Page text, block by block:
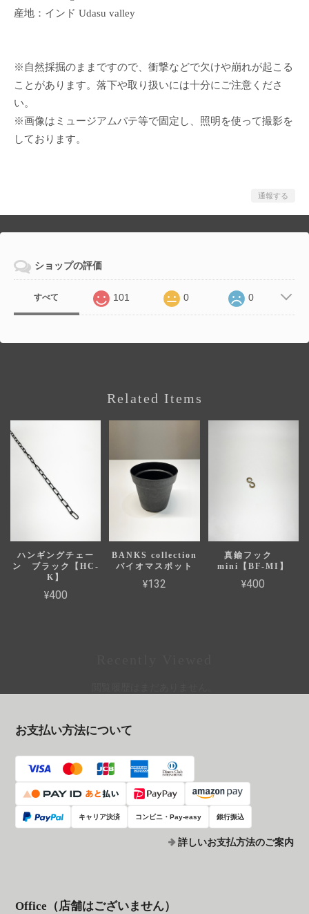
産地：インド Udasu valley
※自然採掘のままですので、衝撃などで欠けや崩れが起こる
ことがあります。落下や取り扱いには十分にご注意くださ
い。
※画像はミュージアムパテ等で固定し、照明を使って撮影を
しております。
通報する
ショップの評価
すべて 101 0 0
Related Items
ハンギングチェー
ン ブラック【HC-
K】
¥400
BANKS collection
バイオマスポット
¥132
真鍮フック
mini【BF-MI】
¥400
お支払い方法について
キャリア決済 コンビニ・Pay-easy 銀行振込
詳しいお支払方法のご案内
Office（店舗はございません）